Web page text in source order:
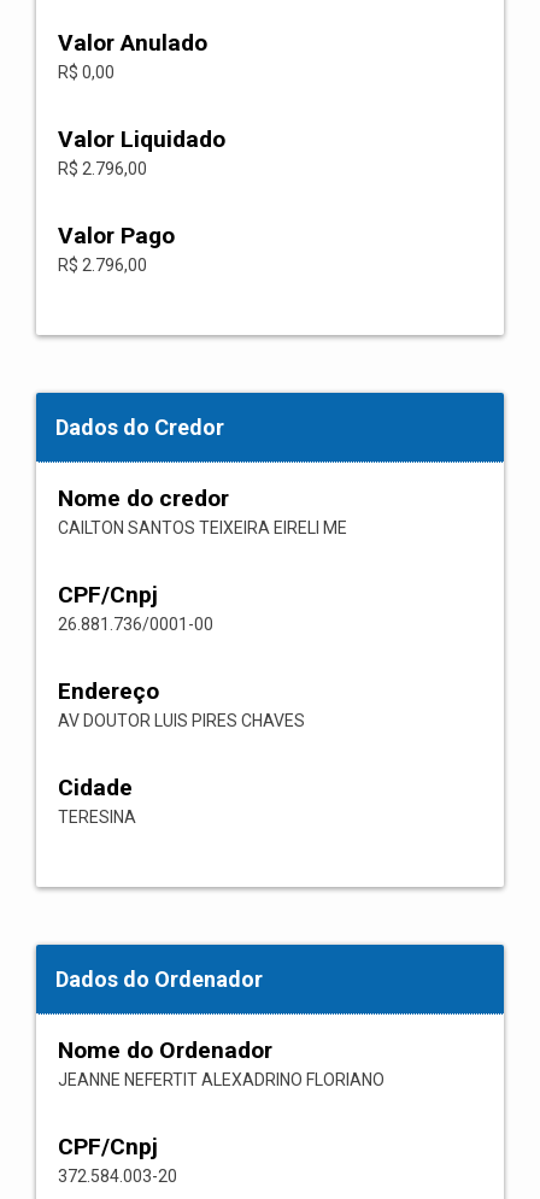
Valor Anulado
R$ 0,00
Valor Liquidado
R$ 2.796,00
Valor Pago
R$ 2.796,00
Dados do Credor
Nome do credor
CAILTON SANTOS TEIXEIRA EIRELI ME
CPF/Cnpj
26.881.736/0001-00
Endereço
AV DOUTOR LUIS PIRES CHAVES
Cidade
TERESINA
Dados do Ordenador
Nome do Ordenador
JEANNE NEFERTIT ALEXADRINO FLORIANO
CPF/Cnpj
372.584.003-20